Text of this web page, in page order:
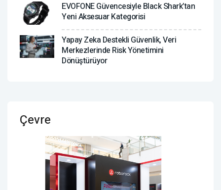
EVOFONE Güvencesiyle Black Shark’tan
Yeni Aksesuar Kategorisi
Yapay Zeka Destekli Güvenlik, Veri
Merkezlerinde Risk Yönetimini
Dönüştürüyor
Çevre